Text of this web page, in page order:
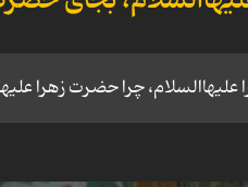
چرا حضرت زهرا